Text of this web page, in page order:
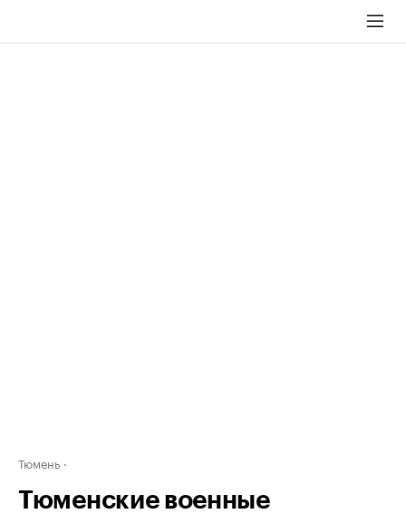
Тюмень
Тюменские военные